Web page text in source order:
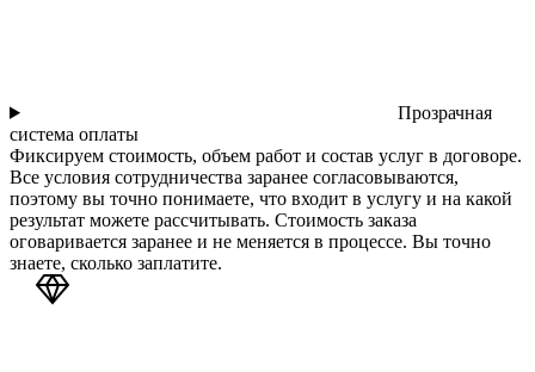
Прозрачная
система оплаты
Фиксируем стоимость, объем работ и состав услуг в договоре.
Все условия сотрудничества заранее согласовываются,
поэтому вы точно понимаете, что входит в услугу и на какой
результат можете рассчитывать. Стоимость заказа
оговаривается заранее и не меняется в процессе. Вы точно
знаете, сколько заплатите.